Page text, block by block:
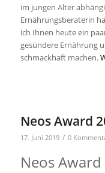
im jungen Alter
Ernährungsberaterin
ich Ihnen heute ein
gesündere Ernährung
schmackhaft machen.
Neos Award
17. Juni 2019 / 0
Neos